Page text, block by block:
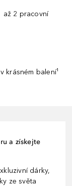
až 2 pracovní
krásném balení¹
a získejte
dárky,
ze světa